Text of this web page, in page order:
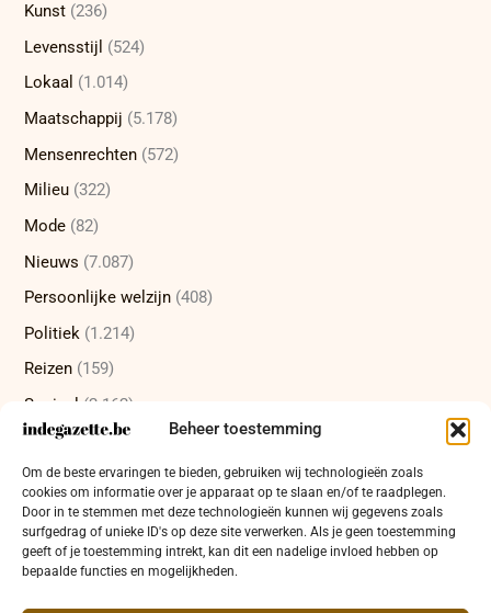
Beheer toestemming
Om de beste ervaringen te bieden, gebruiken wij technologieën zoals
cookies om informatie over je apparaat op te slaan en/of te raadplegen.
Door in te stemmen met deze technologieën kunnen wij gegevens zoals
surfgedrag of unieke ID's op deze site verwerken. Als je geen toestemming
geeft of je toestemming intrekt, kan dit een nadelige invloed hebben op
bepaalde functies en mogelijkheden.
Kunst (236)
Levensstijl (524)
Lokaal (1.014)
Maatschappij (5.178)
Mensenrechten (572)
Milieu (322)
Mode (82)
Nieuws (7.087)
Persoonlijke welzijn (408)
Politiek (1.214)
Reizen (159)
Sociaal (2.162)
Sport(232)
Technologie(415)
Uncategorized(12)
Wetenschap(473)
Wetenschappelijke ontdekkingen